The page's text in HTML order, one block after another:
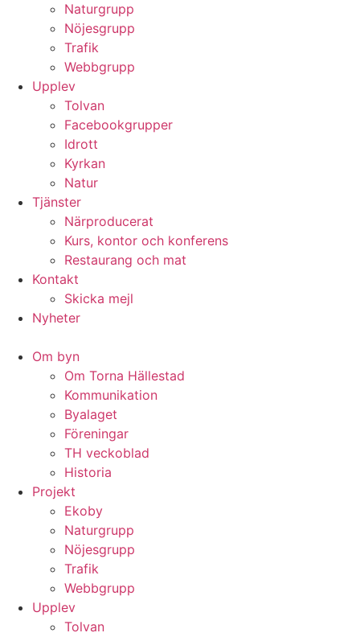
Naturgrupp
Nöjesgrupp
Trafik
Webbgrupp
Upplev
Tolvan
Facebookgrupper
Idrott
Kyrkan
Natur
Tjänster
Närproducerat
Kurs, kontor och konferens
Restaurang och mat
Kontakt
Skicka mejl
Nyheter
Om byn
Om Torna Hällestad
Kommunikation
Byalaget
Föreningar
TH veckoblad
Historia
Projekt
Ekoby
Naturgrupp
Nöjesgrupp
Trafik
Webbgrupp
Upplev
Tolvan